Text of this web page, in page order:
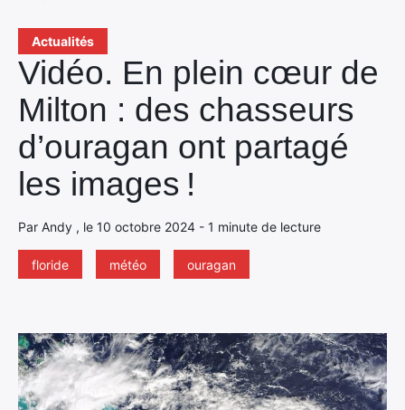
Actualités
Vidéo. En plein cœur de
Milton : des chasseurs
d’ouragan ont partagé
les images !
Par Andy , le 10 octobre 2024 - 1 minute de lecture
floride météo ouragan